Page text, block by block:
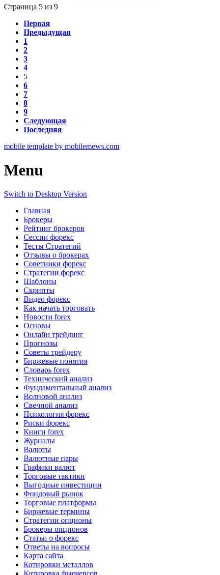
Страница 5 из 9
Первая
Предыдущая
1
2
3
4
5
6
7
8
9
Следующая
Последняя
mobile template by mobilemews.com
Menu
Switch to Desktop Version
Главная
Брокеры
Рейтинг брокеров
Сессии форекс
Тесты Стратегий
Отзывы о брокерах
Советники форекс
Стратегии форекс
Шаблоны
Скрипты
Видео форекс
Как начать торговать
Новости forex
Основы
Онлайн трейдинг
Прогнозы
Советы трейдеру
Биржевые понятия
Словарь forex
Технический анализ
Фундаментальный анализ
Волновой анализ
Свечной анализ
Психология форекс
Риски форекс
Книги forex
Журналы
Валюты
Валютные пары
Графики валют
Торговые тактики
Выгодные инвестиции
Фондовый рынок
Торговые платформы
Биржевые термины
Стратегии опционы
Брокеры опционов
Статьи о форекс
Ответы на вопросы
Карта сайта
Котировки металлов